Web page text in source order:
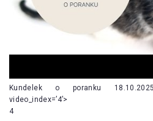
Kundelek o poranku
video_index=’4’>
4